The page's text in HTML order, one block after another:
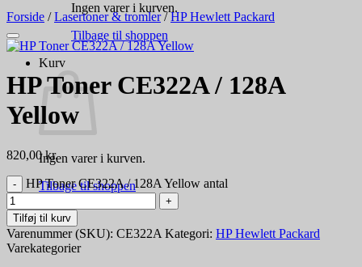
Ingen varer i kurven.
Tilbage til shoppen
Kurv
Ingen varer i kurven.
Tilbage til shoppen
Forside / Lasertoner & tromler / HP Hewlett Packard
HP Toner CE322A / 128A
Yellow
820,00kr.
HP Toner CE322A / 128A Yellow antal
Tilføj til kurv
Varenummer (SKU): CE322A Kategori: HP Hewlett Packard
Varekategorier